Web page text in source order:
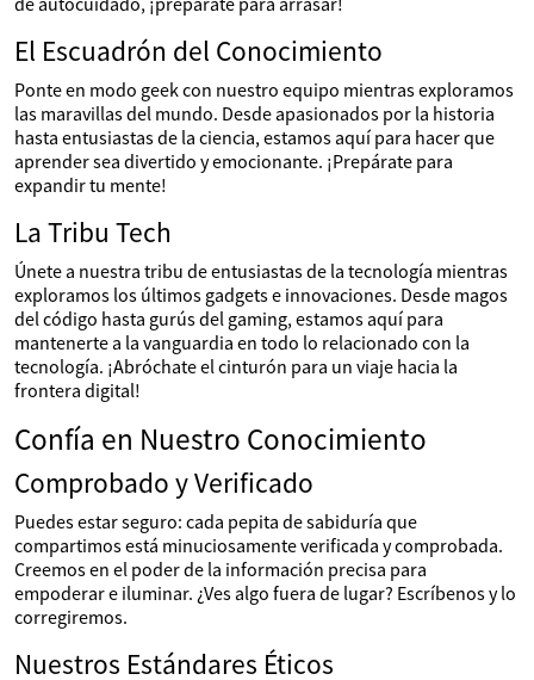
El Escuadrón del Conocimiento
Ponte en modo geek con nuestro equipo mientras exploramos
las maravillas del mundo. Desde apasionados por la historia
hasta entusiastas de la ciencia, estamos aquí para hacer que
aprender sea divertido y emocionante. ¡Prepárate para
expandir tu mente!
La Tribu Tech
Únete a nuestra tribu de entusiastas de la tecnología mientras
exploramos los últimos gadgets e innovaciones. Desde magos
del código hasta gurús del gaming, estamos aquí para
mantenerte a la vanguardia en todo lo relacionado con la
tecnología. ¡Abróchate el cinturón para un viaje hacia la
frontera digital!
Confía en Nuestro Conocimiento
Comprobado y Verificado
Puedes estar seguro: cada pepita de sabiduría que
compartimos está minuciosamente verificada y comprobada.
Creemos en el poder de la información precisa para
empoderar e iluminar. ¿Ves algo fuera de lugar? Escríbenos y lo
corregiremos.
Nuestros Estándares Éticos